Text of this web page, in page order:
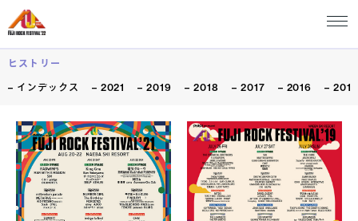
ヒストリー
インデックス
2021 2019 2018 2017 2016 2015